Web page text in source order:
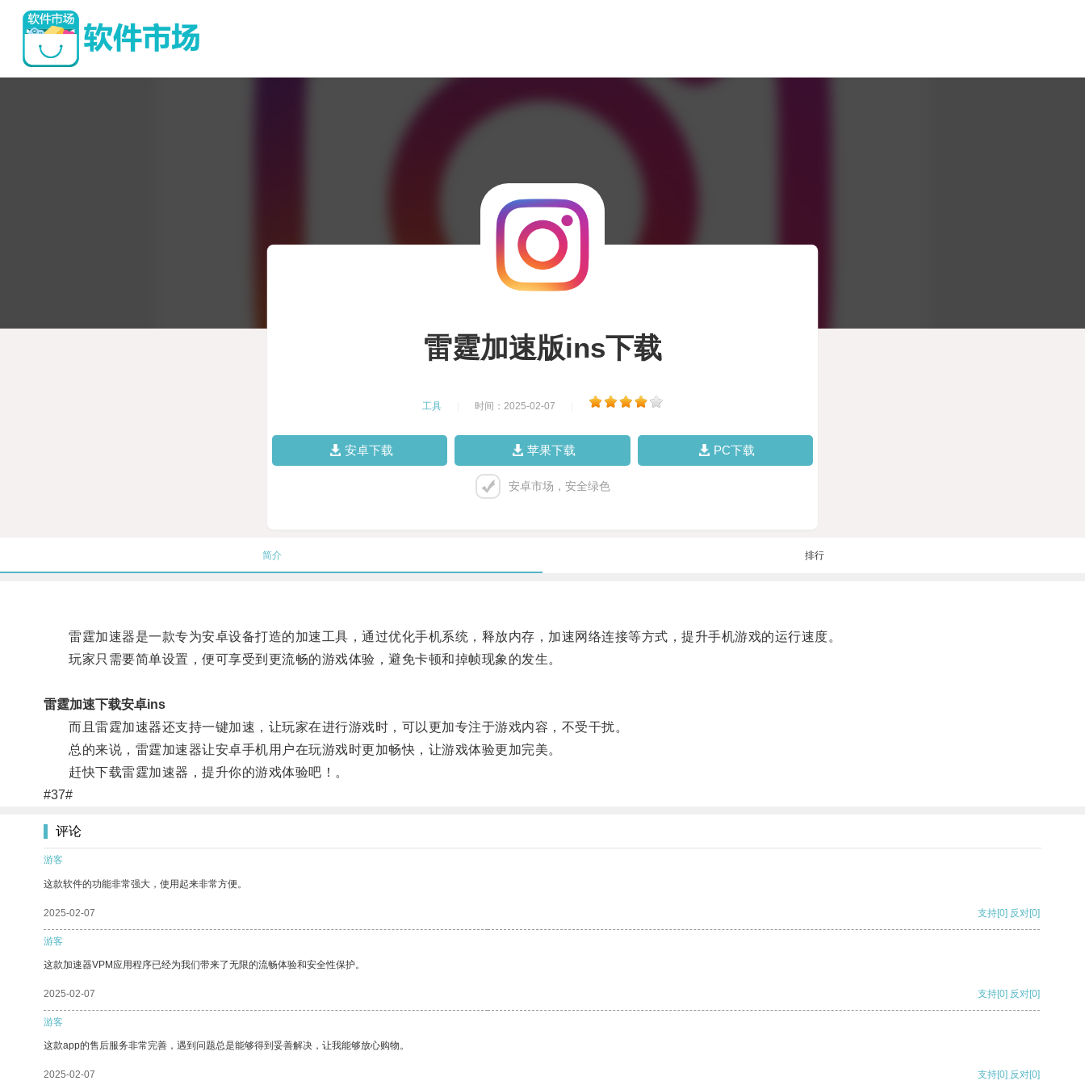
雷霆加速版ins下载
工具 时间：2025-02-07
安卓下载 苹果下载 PC下载
安卓市场，安全绿色
简介 排行
雷霆加速器是一款专为安卓设备打造的加速工具，通过优化手机系统，释放内存，加速网络连接等方式，提升手机游戏的运行速度。
玩家只需要简单设置，便可享受到更流畅的游戏体验，避免卡顿和掉帧现象的发生。
雷霆加速下载安卓ins
而且雷霆加速器还支持一键加速，让玩家在进行游戏时，可以更加专注于游戏内容，不受干扰。
总的来说，雷霆加速器让安卓手机用户在玩游戏时更加畅快，让游戏体验更加完美。
赶快下载雷霆加速器，提升你的游戏体验吧！。
#37#
评论
游客
这款软件的功能非常强大，使用起来非常方便。
2025-02-07 支持[0] 反对[0]
游客
这款加速器VPM应用程序已经为我们带来了无限的流畅体验和安全性保护。
2025-02-07 支持[0] 反对[0]
游客
这款app的售后服务非常完善，遇到问题总是能够得到妥善解决，让我能够放心购物。
2025-02-07 支持[0] 反对[0]